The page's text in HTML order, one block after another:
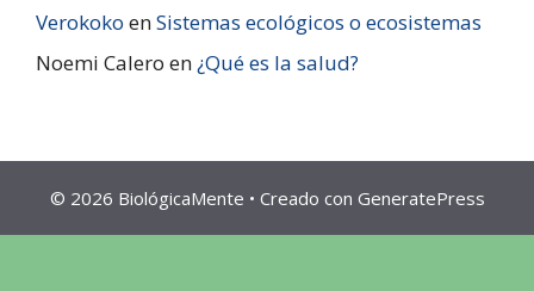
Verokoko enSistemas ecológicos o ecosistemas
Noemi Calero en ¿Qué es la salud?
© 2026 BiológicaMente • Creado con GeneratePress